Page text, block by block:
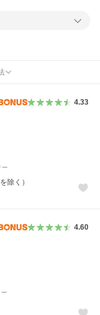
4.33
ー
除く）
4.60